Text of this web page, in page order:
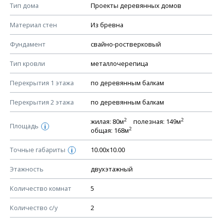
Тип дома Проекты деревянных домов
Материал стен Из бревна
Фундамент свайно-ростверковый
Тип кровли металлочерепица
Перекрытия 1 этажа по деревянным балкам
Перекрытия 2 этажа по деревянным балкам
Площадь i
жилая: 80м2 полезная: 149м2
общая: 168м2
Точные габариты i 10.00х10.00
Этажность двухэтажный
Количество комнат 5
Количество с/у 2
Смотрите советы по выбору материала в нашем
КОНСТРУКТИВНЫЕ РЕШЕНИЯ (КР)
Ведомость рабочих чертежей основного комплекта КР
План фундамента
Устройство фундамента, спецификация материалов
Планы перекрытий этажей, спецификация элементов
Устройство перекрытий
Устройство стен
Спецификация материалов стен
Схема расположения лаг чердака (если есть)
Схема расположения элементов стропил
Спецификация элементов стропил
Устройство стропильной системы
Узлы устройства кровли